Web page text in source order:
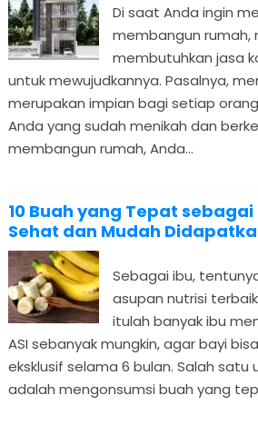
Di saat Anda ingin
membangun rumah,
membutuhkan jasa
untuk mewujudkannya. Pasalnya,
merupakan impian bagi setiap
Anda yang sudah menikah dan
membangun rumah, Anda...
10 Buah yang Tepat sebagai
Sehat dan Mudah
Sebagai ibu,
asupan nutrisi
itulah banyak ibu
ASI sebanyak mungkin, agar bayi
eksklusif selama 6 bulan. Salah satu
adalah mengonsumsi buah yang